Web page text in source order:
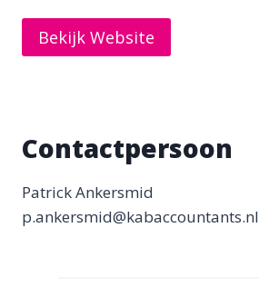
Bekijk Website
Contactpersoon
Patrick Ankersmid
p.ankersmid@kabaccountants.nl